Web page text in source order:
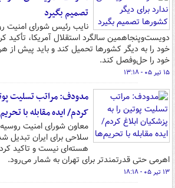
تصمیم بگیرد
نایب‌ رئیس شورای امنیت
دویست‌وپنجاهمین سالگرد استقلال آمریکا، تأکید
خود را به دیگر کشورها تحمیل کند و باید پیش از
خود را حل‌وفصل کند.
۱۵ تیر ۰۵ - ۱۳:۱۸
مدودف: مراتب تسلیت
کردم/ ایده مقابله با
معاون شورای امنیت
سلاحی برای ایران تبدیل
هسته‌ای نیست و تاکید
اهرمی حتی قدرتمندتر برای تهران به شمار می‌رود.
۱۳ تیر ۰۵ - ۱۸:۱۸